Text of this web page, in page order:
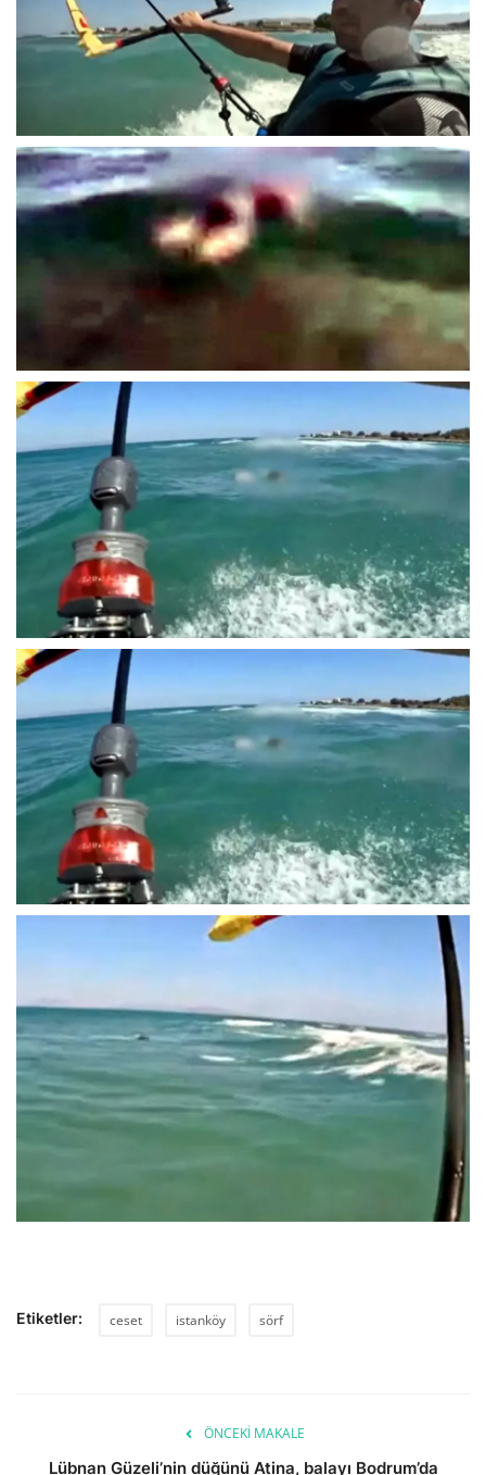
Etiketler: ceset istanköy sörf
ÖNCEKI MAKALE
Lübnan Güzeli’nin düğünü Atina, balayı Bodrum’da